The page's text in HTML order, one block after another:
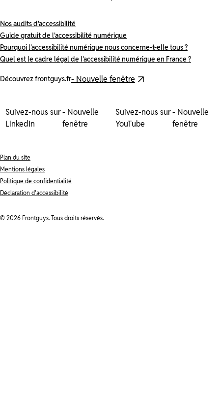
Nos audits d'accessibilité
Guide gratuit de l'accessibilité numérique
Pourquoi l'accessibilité numérique nous concerne-t-elle tous ?
Quel est le cadre légal de l'accessibilité numérique en France ?
Découvrez frontguys.fr- Nouvelle fenêtre
Suivez-nous sur
LinkedIn
- Nouvelle
fenêtre
Suivez-nous sur
YouTube
- Nouvelle
fenêtre
Plan du site
Mentions légales
Politique de confidentialité
Déclaration d'accessibilité
© 2026 Frontguys. Tous droits réservés.